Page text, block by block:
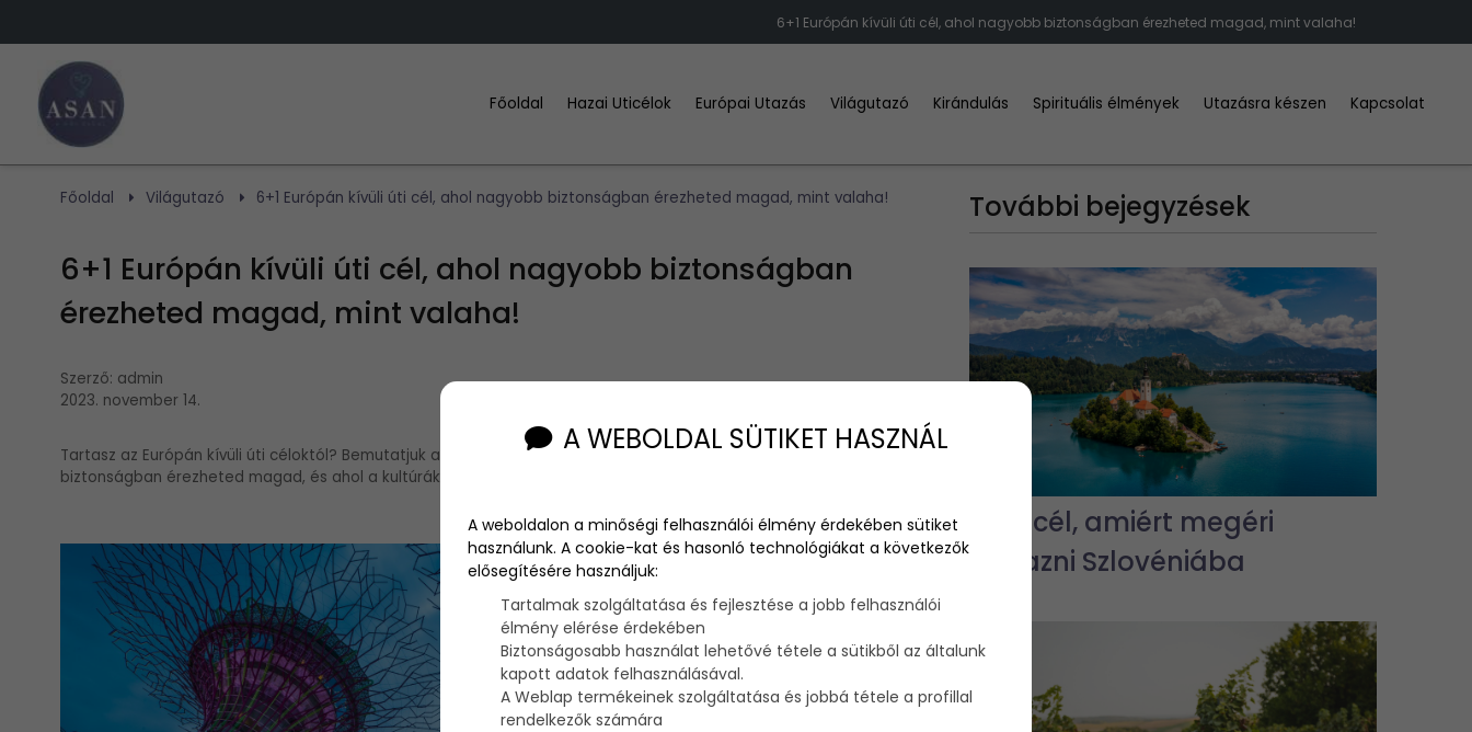
6+1 Európán kívüli úti cél, ahol nagyobb biztonságban érezheted magad, mint valaha!
Főoldal Hazai Uticélok Európai Utazás Világutazó Kirándulás Spirituális élmények Utazásra készen Kapcsolat
Főoldal Világutazó 6+1 Európán kívüli úti cél, ahol nagyobb biztonságban érezheted magad, mint valaha!
6+1 Európán kívüli úti cél, ahol nagyobb biztonságban
érezheted magad, mint valaha!
Szerző: admin
2023. november 14.
Tartasz az Európán kívüli úti céloktól? Bemutatjuk a világ hat olyan helyszínét, valamint egy plusz várost, ahol nagyobb
biztonságban érezheted magad, és ahol a kultúrák találkozása együtt jár a zavartalan utazás élményével.
További bejegyzések
5 úti cél, amiért megéri
elutazni Szlovéniába
A WEBOLDAL SÜTIKET HASZNÁL
A weboldalon a minőségi felhasználói élmény érdekében sütiket
használunk. A cookie-kat és hasonló technológiákat a következők
elősegítésére használjuk:
Tartalmak szolgáltatása és fejlesztése a jobb felhasználói
élmény elérése érdekében
Biztonságosabb használat lehetővé tétele a sütikből az általunk
kapott adatok felhasználásával.
A Weblap termékeinek szolgáltatása és jobbá tétele a profillal
rendelkezők számára